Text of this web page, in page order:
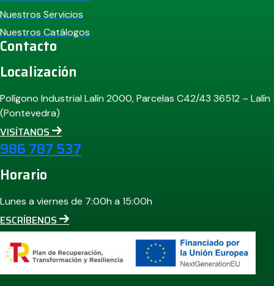
Nuestros Servicios
Nuestros Catálogos
Contacto
Localización
Polígono Industrial Lalín 2000, Parcelas C42/43 36512 – Lalín
(Pontevedra)
VISÍTANOS
986 787 537
Horario
Lunes a viernes de 7:00h a 15:00h
ESCRÍBENOS